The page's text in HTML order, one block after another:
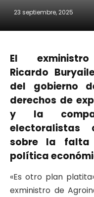
23 septiembre, 2025
El
Ricardo
del gobierno
derechos de
y la
electoralistas
sobre la falta
política
«Es otro plan
exministro de